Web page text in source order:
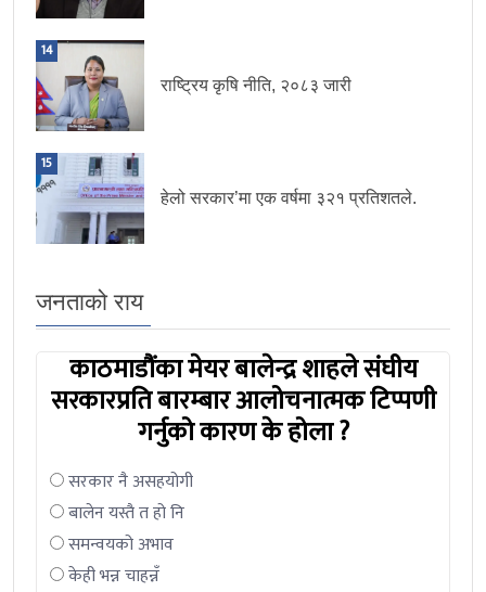
14
राष्ट्रिय कृषि नीति, २०८३ जारी
15
हेलो सरकार’मा एक वर्षमा ३२१ प्रतिशतले.
जनताको राय
काठमाडौंका मेयर बालेन्द्र शाहले संघीय
सरकारप्रति बारम्बार आलोचनात्मक टिप्पणी
गर्नुको कारण के होला ?
सरकार नै असहयोगी
बालेन यस्तै त हो नि
समन्वयको अभाव
केही भन्न चाहन्नँ